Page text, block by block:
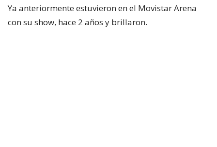
Ya anteriormente estuvieron en el Movistar Arena
con su show, hace 2 años y brillaron.